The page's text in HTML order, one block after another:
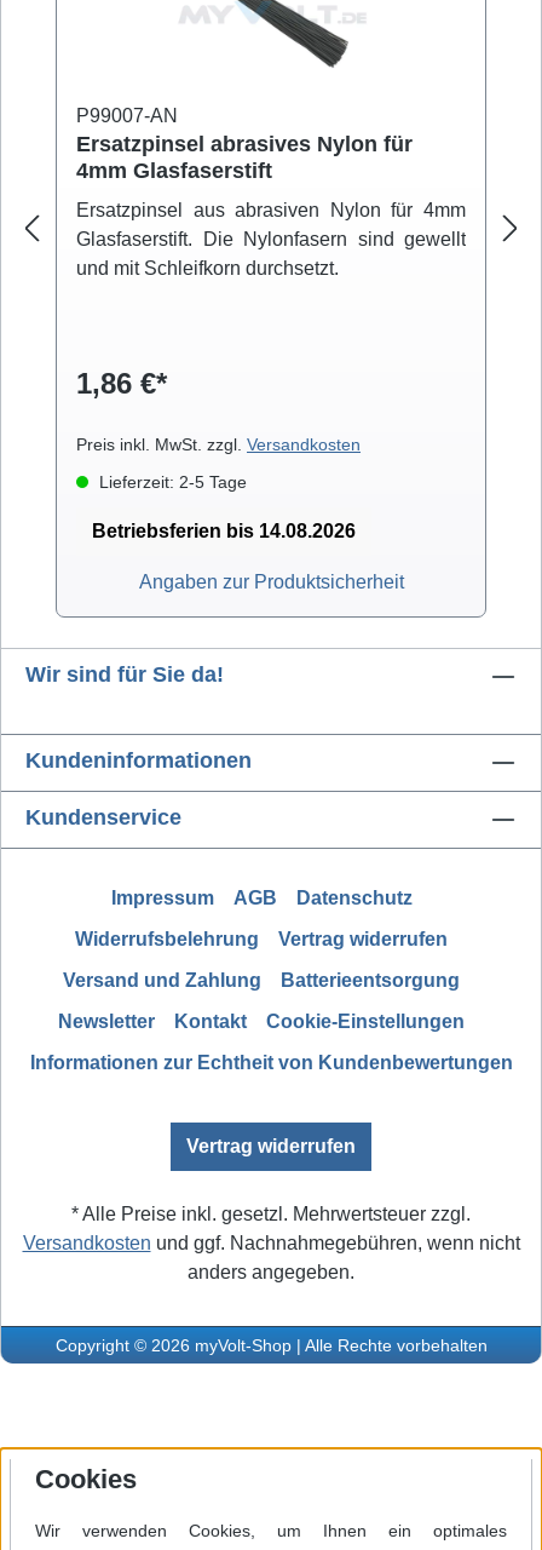
P99007-AN
Ersatzpinsel abrasives Nylon für
4mm Glasfaserstift
Ersatzpinsel aus abrasiven Nylon für 4mm
Glasfaserstift. Die Nylonfasern sind gewellt
und mit Schleifkorn durchsetzt.
1,86 €*
Preis inkl. MwSt. zzgl. Versandkosten
Lieferzeit: 2-5 Tage
Betriebsferien bis 14.08.2026
Angaben zur Produktsicherheit
Wir sind für Sie da!
Kundeninformationen
Kundenservice
Impressum AGB
Datenschutz
Widerrufsbelehrung
Vertrag widerrufen
Versand und Zahlung
Batterieentsorgung
Newsletter
Kontakt
Cookie-Einstellungen
Informationen zur Echtheit von Kundenbewertungen
Vertrag widerrufen
* Alle Preise inkl. gesetzl. Mehrwertsteuer zzgl.
Versandkosten und ggf. Nachnahmegebühren, wenn nicht
anders angegeben.
Copyright © 2026 myVolt-Shop | Alle Rechte vorbehalten
Cookies
Wir verwenden Cookies, um Ihnen ein optimales